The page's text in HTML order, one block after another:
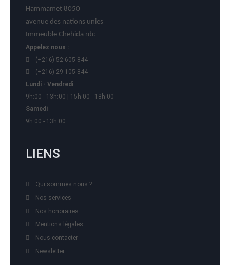
Hammamet 8050
avenue des nations unies
Immeuble Chehida rdc
Appelez nous :
(+216) 52 605 844
(+216) 29 105 844
Lundi - Vendredi
9h:00 - 13h:00 | 15h:00 - 18h:00
Samedi
9h:00 - 13h:00
LIENS
Qui sommes nous ?
Nos services
Nos honoraires
Mentions légales
Nous contacter
Newsletter